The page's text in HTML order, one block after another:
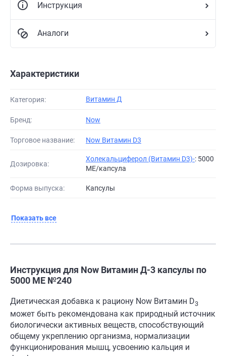
Инструкция
Аналоги
Характеристики
Категория: Витамин Д
Бренд: Now
Торговое название: Now Витамин D3
Дозировка:
Холекальциферол (Витамин D3)-: 5000
МЕ/капсула
Форма выпуска: Капсулы
Показать все
Инструкция для Now Витамин Д-3 капсулы по
5000 МЕ №240
Диетическая добавка к рациону Now Витамин D3
может быть рекомендована как природный источник
биологически активных веществ, способствующий
общему укреплению организма, нормализации
функционирования мышц, усвоению кальция и